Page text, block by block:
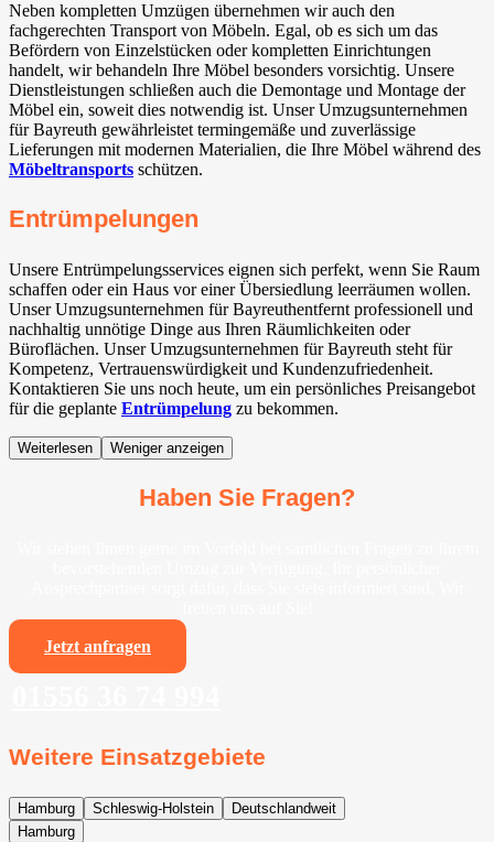
Neben kompletten Umzügen übernehmen wir auch den
fachgerechten Transport von Möbeln. Egal, ob es sich um das
Befördern von Einzelstücken oder kompletten Einrichtungen
handelt, wir behandeln Ihre Möbel besonders vorsichtig. Unsere
Dienstleistungen schließen auch die Demontage und Montage der
Möbel ein, soweit dies notwendig ist. Unser Umzugsunternehmen
für Bayreuth gewährleistet termingemäße und zuverlässige
Lieferungen mit modernen Materialien, die Ihre Möbel während des
Möbeltransports schützen.
Entrümpelungen
Unsere Entrümpelungsservices eignen sich perfekt, wenn Sie Raum
schaffen oder ein Haus vor einer Übersiedlung leerräumen wollen.
Unser Umzugsunternehmen für Bayreuthentfernt professionell und
nachhaltig unnötige Dinge aus Ihren Räumlichkeiten oder
Büroflächen. Unser Umzugsunternehmen für Bayreuth steht für
Kompetenz, Vertrauenswürdigkeit und Kundenzufriedenheit.
Kontaktieren Sie uns noch heute, um ein persönliches Preisangebot
für die geplante Entrümpelung zu bekommen.
Weiterlesen Weniger anzeigen
Haben Sie Fragen?
Jetzt anfragen
Weitere Einsatzgebiete
Hamburg Schleswig-Holstein
Deutschlandweit
Hamburg